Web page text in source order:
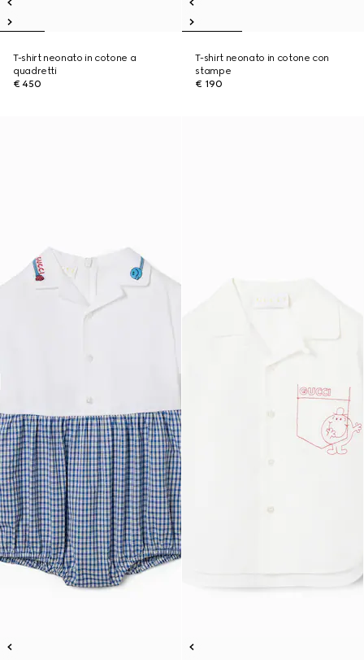
T-shirt neonato in cotone a
quadretti
€ 450
T-shirt neonato in cotone con
stampe
€ 190